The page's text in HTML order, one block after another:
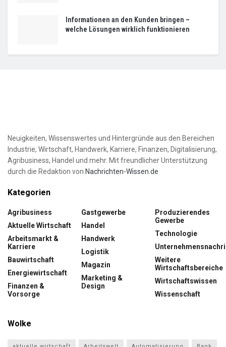
Informationen an den Kunden bringen –
welche Lösungen wirklich funktionieren
Neuigkeiten, Wissenswertes und Hintergründe aus den Bereichen
Industrie, Wirtschaft, Handwerk, Karriere, Finanzen, Digitalisierung,
Agribusiness, Handel und mehr. Mit freundlicher Unterstützung
durch die Redaktion von Nachrichten-Wissen.de
Kategorien
Agribusiness
Aktuelle Wirtschaft
Arbeitsmarkt &
Karriere
Bauwirtschaft
Energiewirtschaft
Finanzen &
Vorsorge
Gastgewerbe
Handel
Handwerk
Logistik
Magazin
Marketing &
Design
Produzierendes
Gewerbe
Technologie
Weitere
Wirtschaftsbereiche
Wirtschaftswissen
Wissenschaft
Wolke